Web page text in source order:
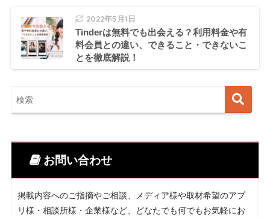
2022年5月1日
Tinderは無料でも出会える？利用料金や有
料会員との違い、できること・できないこ
とを徹底解説！
お問い合わせ
掲載内容へのご指摘やご相談、メディア様や取材希望のアプ
リ様・相談所様・企業様など、どなたでも何でもお気軽にお